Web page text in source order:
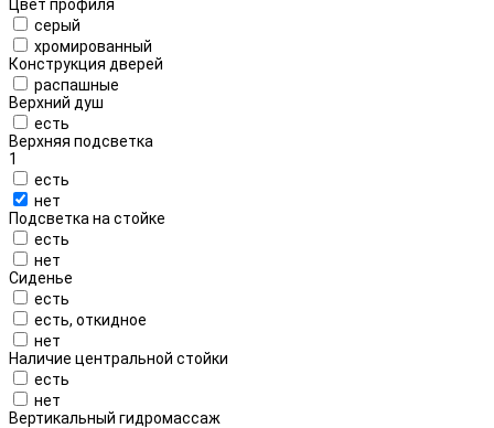
Цвет профиля
серый
хромированный
Конструкция дверей
распашные
Верхний душ
есть
Верхняя подсветка
1
есть
нет
Подсветка на стойке
есть
нет
Сиденье
есть
есть, откидное
нет
Наличие центральной стойки
есть
нет
Вертикальный гидромассаж